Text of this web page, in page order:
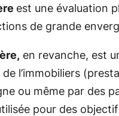
est une évaluation
de grande
en revanche, est
l’immobiliers
ou même par des
pour des